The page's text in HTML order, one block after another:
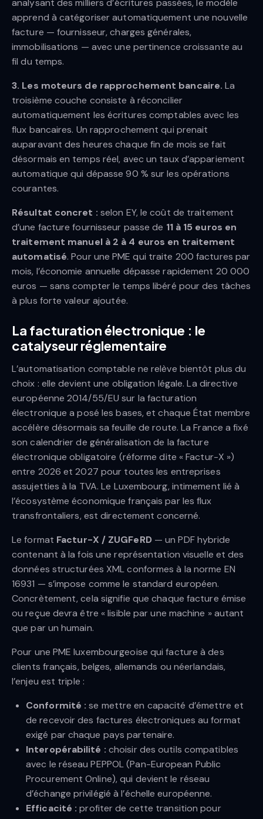
analysant des milliers d’écritures passées, le modèle
apprend à catégoriser automatiquement une nouvelle
facture — fournisseur, charges générales,
immobilisations — avec une pertinence croissante au
fil du temps.
3. Les moteurs de rapprochement bancaire. La
troisième couche consiste à réconcilier
automatiquement les écritures comptables avec les
flux bancaires. Un rapprochement qui prenait
auparavant des heures chaque fin de mois se fait
désormais en temps réel, avec un taux d’appariement
automatique qui dépasse 90 % sur les opérations
courantes.
Résultat concret : selon EY, le coût de traitement
d’une facture fournisseur passe de 11 à 15 euros en
traitement manuel à 2 à 4 euros en traitement
automatisé. Pour une PME qui traite 200 factures par
mois, l’économie annuelle dépasse rapidement 20 000
euros — sans compter le temps libéré pour des tâches
à plus forte valeur ajoutée.
La facturation électronique : le
catalyseur réglementaire
L’automatisation comptable ne relève bientôt plus du
choix : elle devient une obligation légale. La directive
européenne 2014/55/EU sur la facturation
électronique a posé les bases, et chaque État membre
accélère désormais sa feuille de route. La France a fixé
son calendrier de généralisation de la facture
électronique obligatoire (réforme dite « Factur-X »)
entre 2026 et 2027 pour toutes les entreprises
assujetties à la TVA. Le Luxembourg, intimement lié à
l’écosystème économique français par les flux
transfrontaliers, est directement concerné.
Le format Factur-X / ZUGFeRD— un PDF hybride
contenant à la fois une représentation visuelle et des
données structurées XML conformes à la norme EN
16931 — s’impose comme le standard européen.
Concrètement, cela signifie que chaque facture émise
ou reçue devra être « lisible par une machine » autant
que par un humain.
Pour une PME luxembourgeoise qui facture à des
clients français, belges, allemands ou néerlandais,
l’enjeu est triple :
Conformité : se mettre en capacité d’émettre et
de recevoir des factures électroniques au format
exigé par chaque pays partenaire.
Interopérabilité : choisir des outils compatibles
avec le réseau PEPPOL (Pan-European Public
Procurement Online), qui devient le réseau
d’échange privilégié à l’échelle européenne.
Efficacité : profiter de cette transition pour